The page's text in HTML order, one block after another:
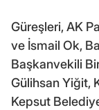
Güreşleri, AK
ve İsmail Ok,
Başkanvekili
Gülihsan Yiğit,
Kepsut